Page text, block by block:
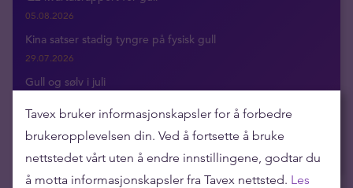
05.08.2026
Kina satser stadig tyngre på fysisk gull
29.07.2026
Gull og sølv i juli
Svak sommer for gull og sølv
14.07.2026
Tavex bruker informasjonskapsler for å forbedre
brukeropplevelsen din. Ved å fortsette å bruke
nettstedet vårt uten å endre innstillingene, godtar du
å motta informasjonskapsler fra Tavex nettsted. Les